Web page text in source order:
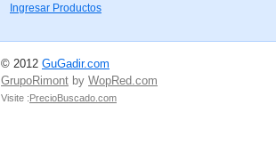
Ingresar Productos
© 2012 GuGadir.com
GrupoRimont by WopRed.com
Visite :PrecioBuscado.com